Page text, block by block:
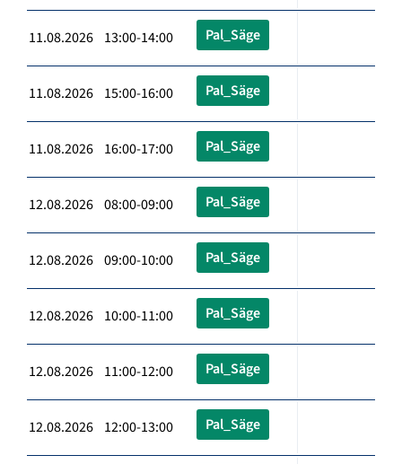
11.08.2026 13:00-14:00 Pal_Säge
11.08.2026 15:00-16:00 Pal_Säge
11.08.2026 16:00-17:00 Pal_Säge
12.08.2026 08:00-09:00 Pal_Säge
12.08.2026 09:00-10:00 Pal_Säge
12.08.2026 10:00-11:00 Pal_Säge
12.08.2026 11:00-12:00 Pal_Säge
12.08.2026 12:00-13:00 Pal_Säge